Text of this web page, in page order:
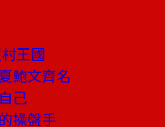
王國
鮑文齊名
己
操盤手